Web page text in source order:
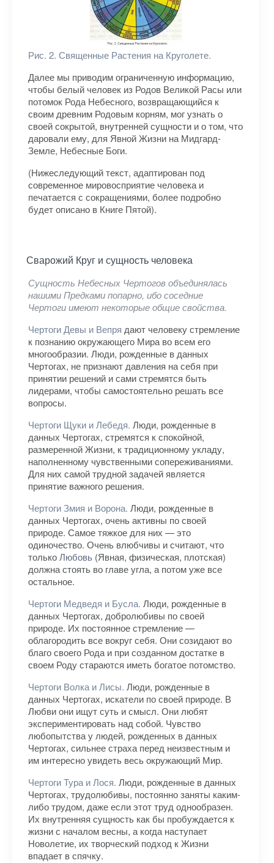
Рис. 2. Священные Растения на Круголете.
Далее мы приводим ограниченную информацию,
чтобы белый человек из Родов Великой Расы или
потомок Рода Небесного, возвращающийся к
своим древним Родовым корням, мог узнать о
своей сокрытой, внутренней сущности и о том, что
даровали ему, для Явной Жизни на Мидгард-
Земле, Небесные Боги.
(Нижеследующий текст, адаптирован под
современное мировосприятие человека и
печатается с сокращениями, более подробно
будет описано в Книге Пятой).
Сварожий Круг и сущность человека
Сущность Небесных Чертогов объединялась
нашими Предками попарно, ибо соседние
Чертоги имеют некоторые общие свойства.
Чертоги Девы и Вепря дают человеку стремление
к познанию окружающего Мира во всем его
многообразии. Люди, рожденные в данных
Чертогах, не признают давления на себя при
принятии решений и сами стремятся быть
лидерами, чтобы самостоятельно решать все
вопросы.
Чертоги Щуки и Лебедя. Люди, рожденные в
данных Чертогах, стремятся к спокойной,
размеренной Жизни, к традиционному укладу,
наполненному чувственными сопереживаниями.
Для них самой трудной задачей является
принятие важного решения.
Чертоги Змия и Ворона. Люди, рожденные в
данных Чертогах, очень активны по своей
природе. Самое тяжкое для них — это
одиночество. Очень влюбчивы и считают, что
толькоЛюбовь (Явная, физическая, плотская)
должна стоять во главе угла, а потом уже все
остальное.
Чертоги Медведя и Бусла. Люди, рожденные в
данных Чертогах, добролюбивы по своей
природе. Их постоянное стремление —
облагородить все вокруг себя. Они созидают во
благо своего Рода и при созданном достатке в
своем Роду стараются иметь богатое потомство.
Чертоги Волка и Лисы. Люди, рожденные в
данных Чертогах, искатели по своей природе. В
Любви они ищут суть и смысл. Они любят
экспериментировать над собой. Чувство
любопытства у людей, рожденных в данных
Чертогах, сильнее страха перед неизвестным и
им интересно увидеть весь окружающий Мир.
Чертоги Тура и Лося. Люди, рожденные в данных
Чертогах, трудолюбивы, постоянно заняты каким-
либо трудом, даже если этот труд однообразен.
Их внутренняя сущность как бы пробуждается к
жизни с началом весны, а когда наступает
Новолетие, их творческий подход к Жизни
впадает в спячку.